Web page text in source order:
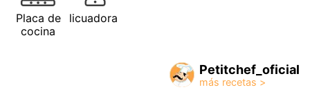
Placa de
cocina
licuadora
Petitchef_oficial